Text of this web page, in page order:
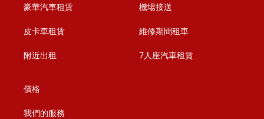
豪華汽車租賃
皮卡車租賃
附近出租
機場接送
維修期間租車
7人座汽車租賃
價格
我們的服務